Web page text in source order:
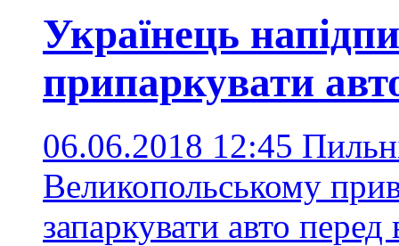
Українець
припаркувати
06.06.2018 12:45
Великопольському
запаркувати авто перед